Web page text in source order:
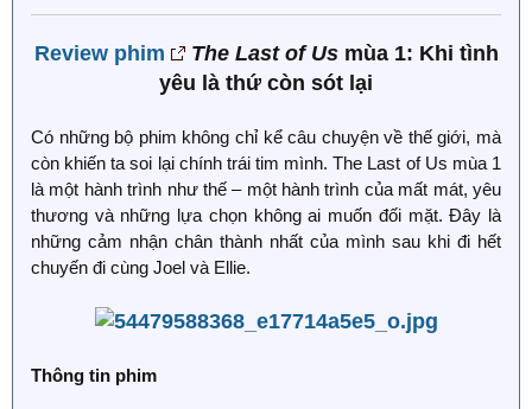
Review phim The Last of Usmùa 1: Khi tình
yêu là thứ còn sót lại
Có những bộ phim không chỉ kể câu chuyện về thế giới, mà
còn khiến ta soi lại chính trái tim mình. The Last of Us mùa 1
là một hành trình như thế – một hành trình của mất mát, yêu
thương và những lựa chọn không ai muốn đối mặt. Đây là
những cảm nhận chân thành nhất của mình sau khi đi hết
chuyến đi cùng Joel và Ellie.
Thông tin phim